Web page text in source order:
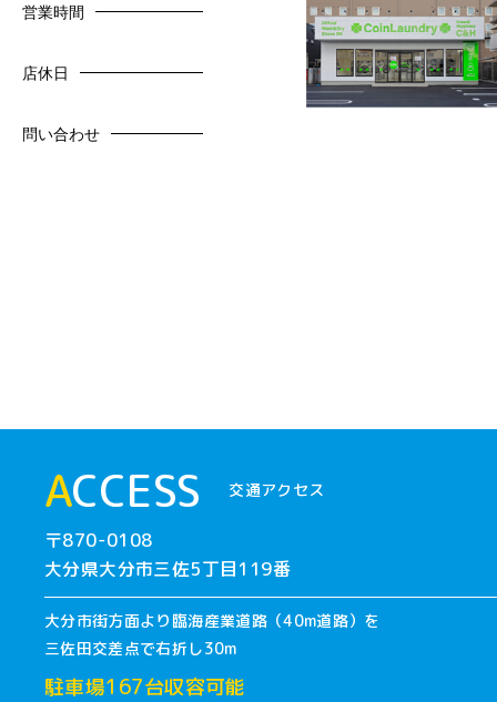
営業時間
店休日
問い合わせ
ACCESS 交通アクセス
〒870-0108
大分県大分市三佐5丁目119番
大分市街方面より臨海産業道路（40m道路）を
三佐田交差点で右折し30m
駐車場167台収容可能